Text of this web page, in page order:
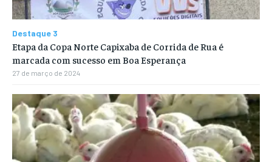
Destaque 3
Etapa da Copa Norte Capixaba de Corrida de Rua é
marcada com sucesso em Boa Esperança
27 de março de 2024